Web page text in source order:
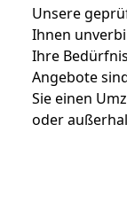
Unsere
Ihnen
Ihre
Angebote
Sie einen
oder